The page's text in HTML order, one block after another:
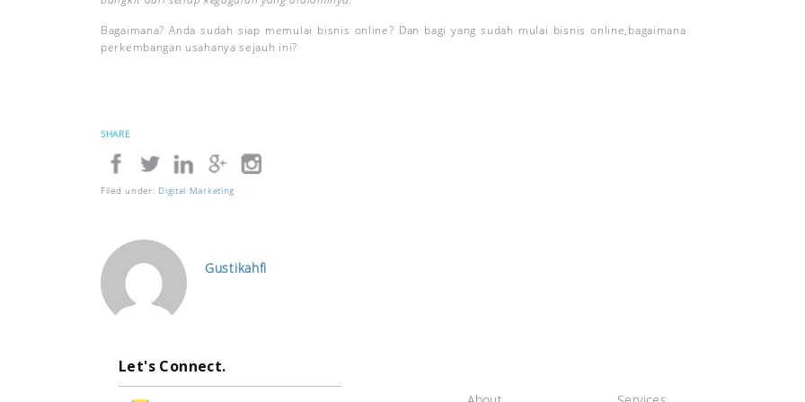
Bagaimana? Anda sudah siap memulai bisnis online? Dan bagi yang sudah mulai bisnis online,bagaimana
perkembangan usahanya sejauh ini?
SHARE
Filed under: Digital Marketing
Gustikahfi
Let's Connect.